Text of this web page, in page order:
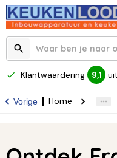
Klantwaardering 9,1 uit
Vorige Home